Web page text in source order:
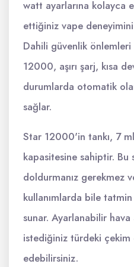
watt ayarlarına kolayca
ettiğiniz vape
Dahili güvenlik
12000, aşırı şarj, kısa
durumlarda otomatik
sağlar.
Star 12000'in tankı, 7
kapasitesine sahiptir. Bu
doldurmanız gerekmez
kullanımlarda bile
sunar. Ayarlanabilir hava
istediğiniz türdeki
edebilirsiniz.